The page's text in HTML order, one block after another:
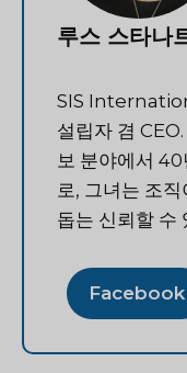
루스 스타나
SIS
설립자 겸
보 분야에서
로, 그녀는 조
돕는 신뢰할 수
Facebook